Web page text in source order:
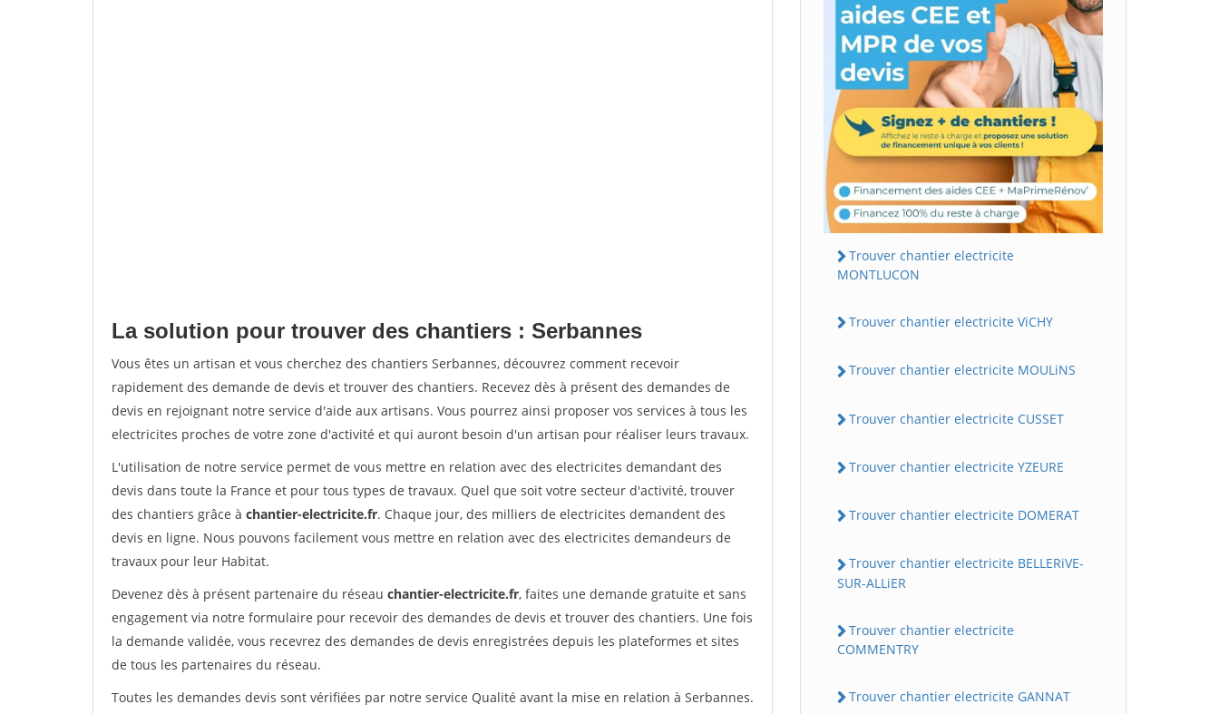
La solution pour trouver des chantiers : Serbannes
Vous êtes un artisan et vous cherchez des chantiers Serbannes, découvrez comment recevoir
rapidement des demande de devis et trouver des chantiers. Recevez dès à présent des demandes de
devis en rejoignant notre service d'aide aux artisans. Vous pourrez ainsi proposer vos services à tous les
electricites proches de votre zone d'activité et qui auront besoin d'un artisan pour réaliser leurs travaux.
L'utilisation de notre service permet de vous mettre en relation avec des electricites demandant des
devis dans toute la France et pour tous types de travaux. Quel que soit votre secteur d'activité, trouver
des chantiers grâce à chantier-electricite.fr. Chaque jour, des milliers de electricites demandent des
devis en ligne. Nous pouvons facilement vous mettre en relation avec des electricites demandeurs de
travaux pour leur Habitat.
Devenez dès à présent partenaire du réseau chantier-electricite.fr, faites une demande gratuite et sans
engagement via notre formulaire pour recevoir des demandes de devis et trouver des chantiers. Une fois
la demande validée, vous recevrez des demandes de devis enregistrées depuis les plateformes et sites
de tous les partenaires du réseau.
Toutes les demandes devis sont vérifiées par notre service Qualité avant la mise en relation à Serbannes.
Trouver chantier electricite
MONTLUCON
Trouver chantier electricite ViCHY
Trouver chantier electricite MOULiNS
Trouver chantier electricite CUSSET
Trouver chantier electricite YZEURE
Trouver chantier electricite DOMERAT
Trouver chantier electricite BELLERiVE-
SUR-ALLiER
Trouver chantier electricite
COMMENTRY
Trouver chantier electricite GANNAT